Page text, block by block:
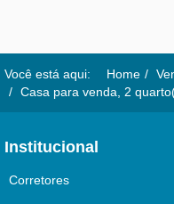
Você está aqui: Home
Casa para venda, 2
Institucional
Corretores